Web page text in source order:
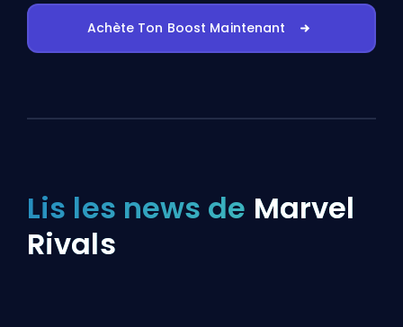
Achète Ton Boost Maintenant
Lis les news de Marvel
Rivals